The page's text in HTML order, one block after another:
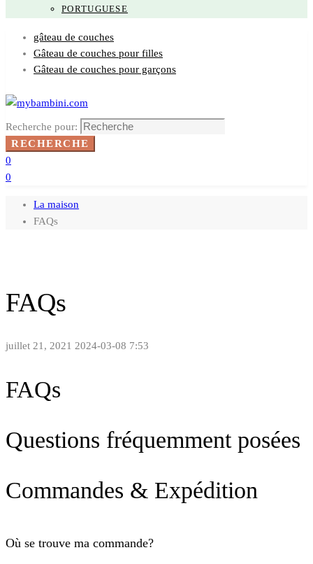
PORTUGUESE
gâteau de couches
Gâteau de couches pour filles
Gâteau de couches pour garçons
Recherche pour:
RECHERCHE
0
0
La maison
FAQs
FAQs
juillet 21, 2021 2024-03-08 7:53
FAQs
Questions fréquemment posées
Commandes & Expédition
Où se trouve ma commande?